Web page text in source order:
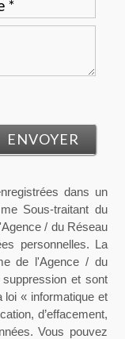
ENVOYER
dans un
Sous-traitant du
/ du Réseau
personnelles. La
de l'Agence / du
et sont
loi « informatique et
d’effacement,
Vous pouvez